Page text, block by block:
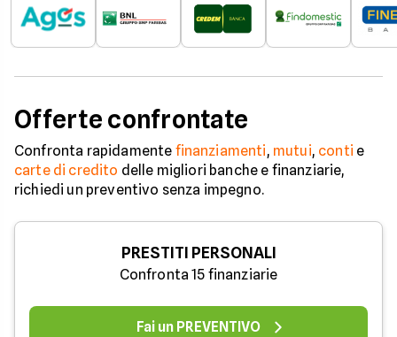
Offerte confrontate
Confronta rapidamente finanziamenti, mutui, conti e
carte di credito delle migliori banche e finanziarie,
richiedi un preventivo senza impegno.
PRESTITI PERSONALI
Confronta 15 finanziarie
Fai un PREVENTIVO